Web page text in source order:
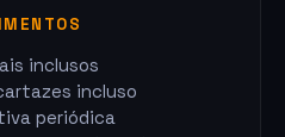
inclusos
incluso
periódica